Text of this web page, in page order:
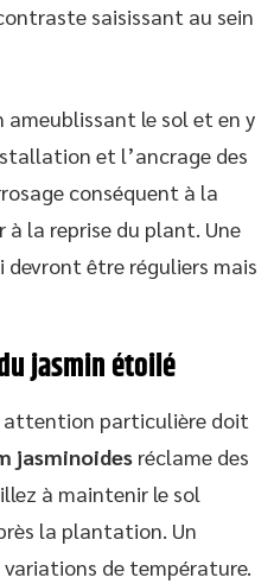
saisissant au sein
ameublissant le sol et en y
et l’ancrage des
conséquent à la
la reprise du plant. Une
être réguliers mais
jasmin étoilé
attention particulière doit
jasminoides réclame des
à maintenir le sol
la plantation. Un
de température.